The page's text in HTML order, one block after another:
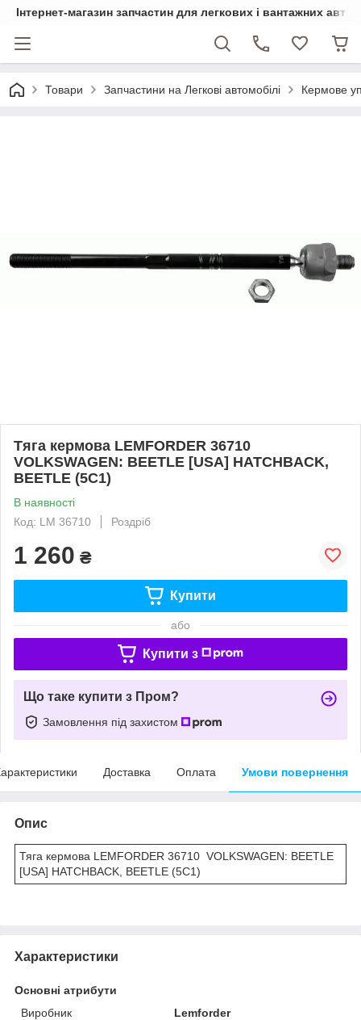
Інтернет-магазин запчастин для легкових і вантажних
Товари Запчастини на Легкові автомобілі Кермове
Тяга кермова LEMFORDER 36710
VOLKSWAGEN: BEETLE [USA] HATCHBACK,
BEETLE (5C1)
В наявності
Код: LM 36710
Роздріб
1 260 ₴
Купити
або
Купити з
Що таке купити з Пром?
Замовлення під захистом
Доставка Оплата Умови повернення
Опис
Тяга кермова LEMFORDER 36710 VOLKSWAGEN: BEETLE
[USA] HATCHBACK, BEETLE (5C1)
Характеристики
Основні атрибути
Виробник
Lemforder